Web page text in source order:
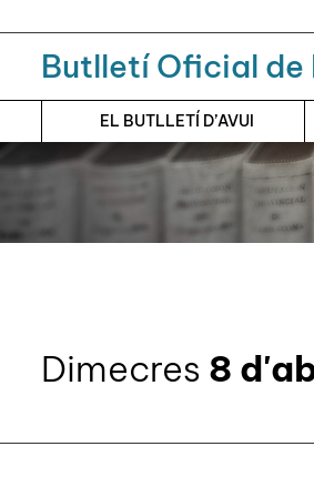
Butlletí Oficial de
EL BUTLLETÍ D’AVUI
Dimecres 8